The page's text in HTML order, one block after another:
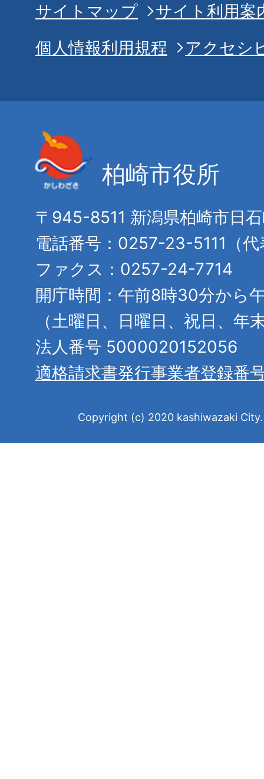
サイトマップ
サイト利用案
個人情報利用規程
アクセシ
柏崎市役所
〒945-8511 新潟県柏崎市日
電話番号：0257-23-5111（代
ファクス：0257-24-7714
開庁時間：午前8時30分から
（土曜日、日曜日、祝日、年
法人番号 5000020152056
適格請求書発行事業者登録番
Copyright (c) 2020 kashiwazaki